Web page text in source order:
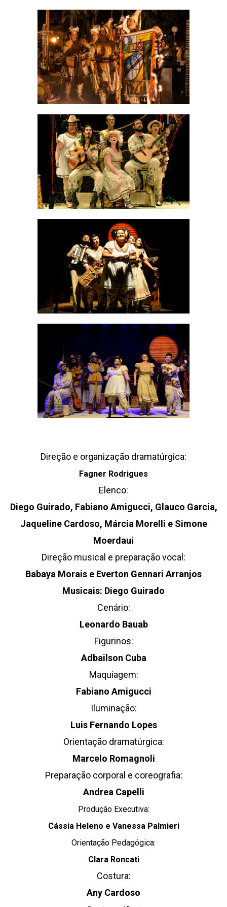
Direção e organização dramatúrgica:
Fagner Rodrigues
Elenco:
Diego Guirado, Fabiano Amigucci, Glauco Garcia,
Jaqueline Cardoso, Márcia Morelli e Simone
Moerdaui
Direção musical e preparação vocal:
Babaya Morais e Everton Gennari Arranjos
Musicais: Diego Guirado
Cenário:
Leonardo Bauab
Figurinos:
Adbailson Cuba
Maquiagem:
Fabiano Amigucci
Iluminação:
Luis Fernando Lopes
Orientação dramatúrgica:
Marcelo Romagnoli
Preparação corporal e coreografia:
Andrea Capelli
Produção Executiva:
Cássia Heleno e Vanessa Palmieri
Orientação Pedagógica:
Clara Roncati
Costura:
Any Cardoso